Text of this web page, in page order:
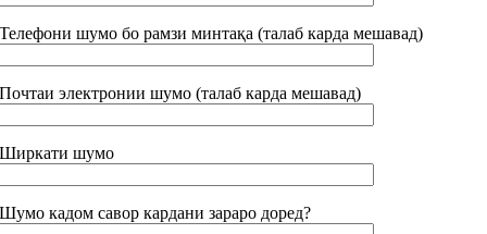
Телефони шумо бо рамзи минтақа (талаб карда мешавад)
Почтаи электронии шумо (талаб карда мешавад)
Ширкати шумо
Шумо кадом савор кардани зараро доред?